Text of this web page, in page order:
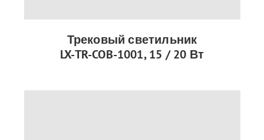
Трековый светильник
LX-TR-COB-1001, 15 / 20 Вт